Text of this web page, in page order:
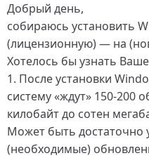
Добрый день,
собираюсь установить
(лицензионную) — на
Хотелось бы узнать
1. После установки
систему «ждут» 150-200
килобайт до сотен
Может быть достаточно
(необходимые)